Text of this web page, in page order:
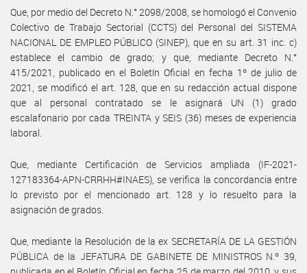
Que, por medio del Decreto N.° 2098/2008, se homologó el Convenio
Colectivo de Trabajo Sectorial (CCTS) del Personal del SISTEMA
NACIONAL DE EMPLEO PÚBLICO (SINEP), que en su art. 31 inc. c)
establece el cambio de grado; y que, mediante Decreto N.°
415/2021, publicado en el Boletín Oficial en fecha 1º de julio de
2021, se modificó el art. 128, que en su redacción actual dispone
que al personal contratado se le asignará UN (1) grado
escalafonario por cada TREINTA y SEIS (36) meses de experiencia
laboral.
Que, mediante Certificación de Servicios ampliada (IF-2021-
127183364-APN-CRRHH#INAES), se verifica la concordancia entre
lo previsto por el mencionado art. 128 y lo resuelto para la
asignación de grados.
Que, mediante la Resolución de la ex SECRETARÍA DE LA GESTIÓN
PÚBLICA de la JEFATURA DE GABINETE DE MINISTROS N.º 39,